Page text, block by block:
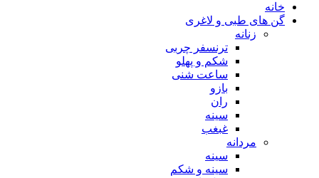
خانه
گن های طبی و لاغری
زنانه
ترنسفر چربی
شکم و پهلو
ساعت شنی
بازو
ران
سینه
غبغب
مردانه
سینه
سینه و شکم